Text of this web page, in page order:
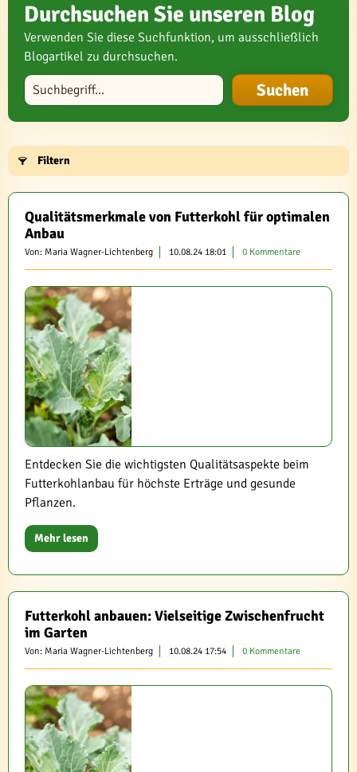
Durchsuchen Sie unseren Blog
Verwenden Sie diese Suchfunktion, um ausschließlich
Blogartikel zu durchsuchen.
Blog durchsuchen
Filtern
Qualitätsmerkmale von Futterkohl für optimalen
Anbau
Von: Maria Wagner-Lichtenberg 10.08.24 18:01 0 Kommentare
Entdecken Sie die wichtigsten Qualitätsaspekte beim
Futterkohlanbau für höchste Erträge und gesunde
Pflanzen.
Mehr lesen
Futterkohl anbauen: Vielseitige Zwischenfrucht
im Garten
Von: Maria Wagner-Lichtenberg 10.08.24 17:54 0 Kommentare